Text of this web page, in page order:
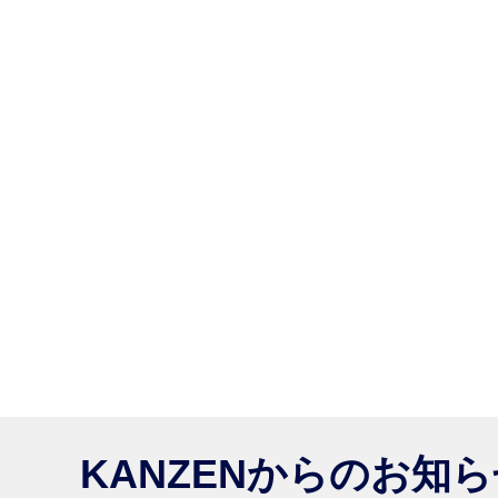
KANZENからのお知